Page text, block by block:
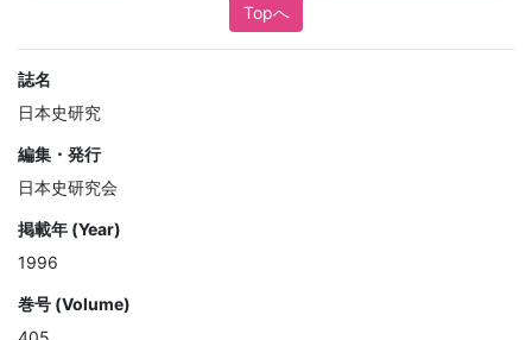
Topへ
誌名
日本史研究
編集・発行
日本史研究会
掲載年 (Year)
1996
巻号 (Volume)